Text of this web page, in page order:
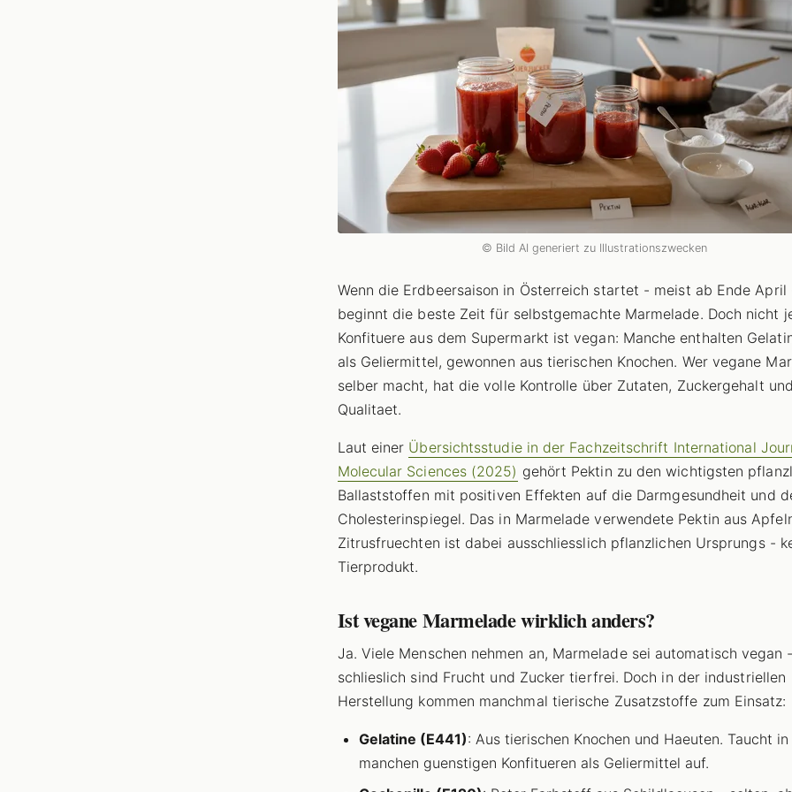
© Bild AI generiert zu Illustrationszwecken
Wenn die Erdbeersaison in Österreich startet - meist ab Ende April
beginnt die beste Zeit für selbstgemachte Marmelade. Doch nicht
Konfituere aus dem Supermarkt ist vegan: Manche enthalten
als Geliermittel, gewonnen aus tierischen Knochen. Wer vegane
selber macht, hat die volle Kontrolle über Zutaten, Zuckergehalt und
Qualitaet.
Laut einer Übersichtsstudie in der Fachzeitschrift International
Molecular Sciences (2025) gehört Pektin zu den wichtigsten
Ballaststoffen mit positiven Effekten auf die Darmgesundheit und
Cholesterinspiegel. Das in Marmelade verwendete Pektin aus
Zitrusfruechten ist dabei ausschliesslich pflanzlichen Ursprungs -
Tierprodukt.
Ist vegane Marmelade wirklich anders?
Ja. Viele Menschen nehmen an, Marmelade sei automatisch vegan -
schlieslich sind Frucht und Zucker tierfrei. Doch in der industriellen
Herstellung kommen manchmal tierische Zusatzstoffe zum Einsatz:
Gelatine (E441): Aus tierischen Knochen und Haeuten. Taucht in
manchen guenstigen Konfitueren als Geliermittel auf.